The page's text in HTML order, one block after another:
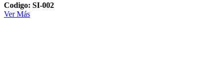
Codigo: SI-002
Ver Más